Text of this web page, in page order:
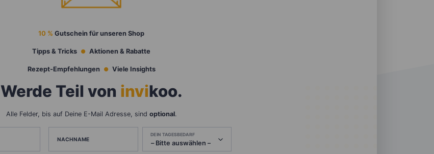
10 % Gutschein für unseren Shop
Tipps & Tricks Aktionen & Rabatte
Rezept-Empfehlungen Viele Insights
Werde Teil von invikoo.
Alle Felder, bis auf Deine E-Mail Adresse, sind optional.
NACHNAME
DEIN TAGESBEDARF